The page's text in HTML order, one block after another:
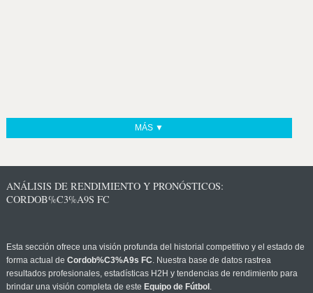
MÁS ▼
ANÁLISIS DE RENDIMIENTO Y PRONÓSTICOS:
CORDOB%C3%A9S FC
Esta sección ofrece una visión profunda del historial competitivo y el estado de
forma actual de Cordob%C3%A9s FC. Nuestra base de datos rastrea
resultados profesionales, estadísticas H2H y tendencias de rendimiento para
brindar una visión completa de este Equipo de Fútbol .